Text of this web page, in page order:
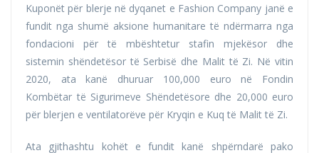
Kuponët për blerje në dyqanet e Fashion Company janë e
fundit nga shumë aksione humanitare të ndërmarra nga
fondacioni për të mbështetur stafin mjekësor dhe
sistemin shëndetësor të Serbisë dhe Malit të Zi. Në vitin
2020, ata kanë dhuruar 100,000 euro në Fondin
Kombëtar të Sigurimeve Shëndetësore dhe 20,000 euro
për blerjen e ventilatorëve për Kryqin e Kuq të Malit të Zi.
Ata gjithashtu kohët e fundit kanë shpërndarë pako